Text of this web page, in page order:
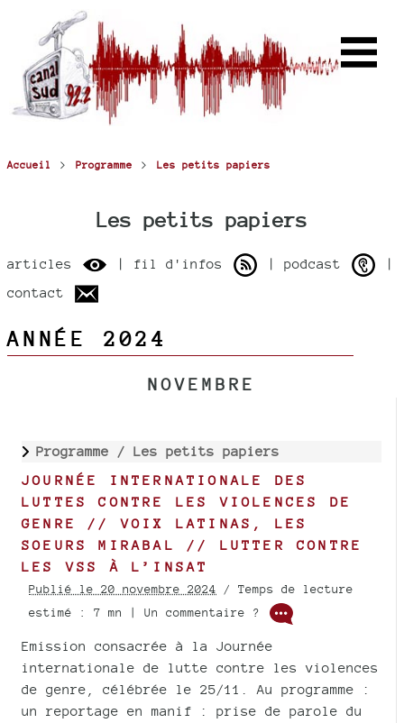
Accueil > Programme > Les petits papiers
Les petits papiers
articles | fil d'infos | podcast
|
contact
ANNÉE 2024
NOVEMBRE
Programme / Les petits papiers
JOURNÉE INTERNATIONALE DES
LUTTES CONTRE LES VIOLENCES DE
GENRE // VOIX LATINAS, LES
SOEURS MIRABAL // LUTTER CONTRE
LES VSS À L’INSAT
Publié le 20 novembre 2024 / Temps de lecture
estimé : 7 mn | Un commentaire ?
Emission consacrée à la Journée
internationale de lutte contre les violences
de genre, célébrée le 25/11. Au programme :
un reportage en manif : prise de parole du